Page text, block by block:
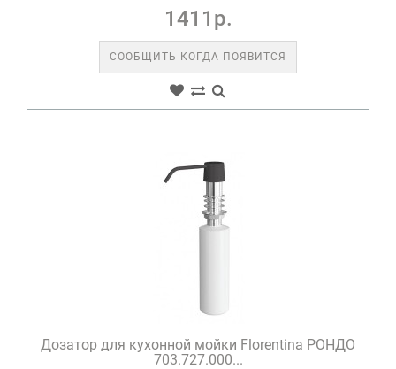
1411р.
СООБЩИТЬ КОГДА ПОЯВИТСЯ
Дозатор для кухонной мойки Florentina РОНДО
703.727.000...